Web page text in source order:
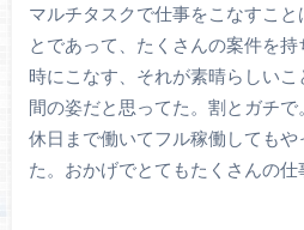
マルチタスクで仕事をこなすこと
とであって、たくさんの案件を
時にこなす、それが素晴らしい
間の姿だと思ってた。割とガチ
休日まで働いてフル稼働しても
た。おかげでとてもたくさんの仕